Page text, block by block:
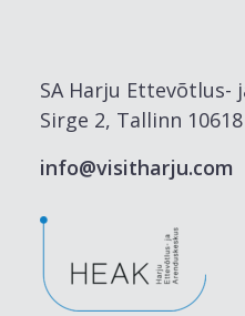
SA Harju Ettevõtlus-
Sirge 2, Tallinn 10618
info@visitharju.com